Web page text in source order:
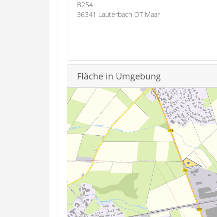
B254
36341 Lauterbach OT Maar
Fläche in Umgebung